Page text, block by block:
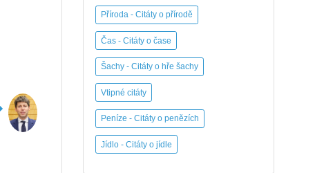
Příroda - Citáty o přírodě
Čas - Citáty o čase
Šachy - Citáty o hře šachy
Vtipné citáty
Peníze - Citáty o penězích
Jídlo - Citáty o jídle